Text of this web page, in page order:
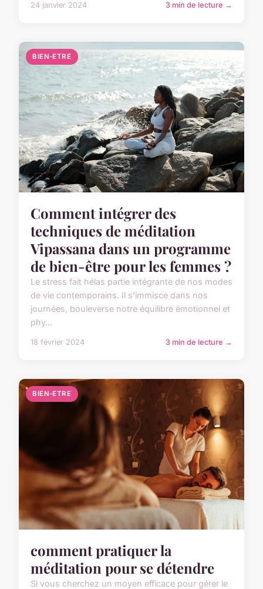
24 janvier 2024 3 min de lecture →
BIEN-ETRE
Comment intégrer des
techniques de méditation
Vipassana dans un programme
de bien-être pour les femmes ?
Le stress fait hélas partie intégrante de nos modes
de vie contemporains. Il s'immisce dans nos
journées, bouleverse notre équilibre émotionnel et
phy...
18 février 2024 3 min de lecture →
BIEN-ETRE
comment pratiquer la
méditation pour se détendre
Si vous cherchez un moyen efficace pour gérer le